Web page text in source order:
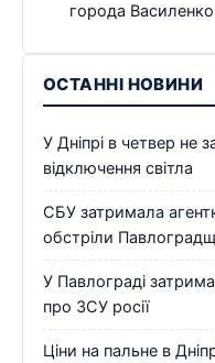
города Василенко
ОСТАННІ НОВИНИ
У Дніпрі в четвер не
відключення світла
СБУ затримала
обстріли
У Павлограді
про ЗСУ росії
Ціни на пальне в